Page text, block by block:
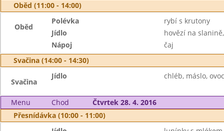
Oběd (11:00 - 14:00)
Oběd
Polévka
rybí s krutony
Jídlo
hovězí na
Nápoj
čaj
Svačina (14:00 - 14:30)
Svačina
Jídlo chléb, máslo,
Menu Chod
Čtvrtek 28. 4. 2016
Přesnídávka (10:00 - 11:00)